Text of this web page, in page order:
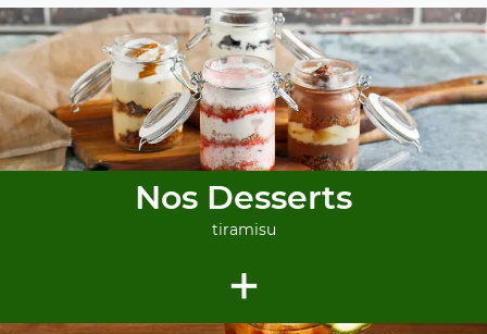
Nos Desserts
tiramisu
+